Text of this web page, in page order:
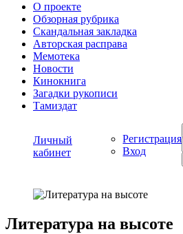
О проекте
Обзорная рубрика
Скандальная закладка
Авторская расправа
Мемотека
Новости
Кинокнига
Загадки рукописи
Тамиздат
Личный
кабинет
Регистрация
Вход
Литература на высоте